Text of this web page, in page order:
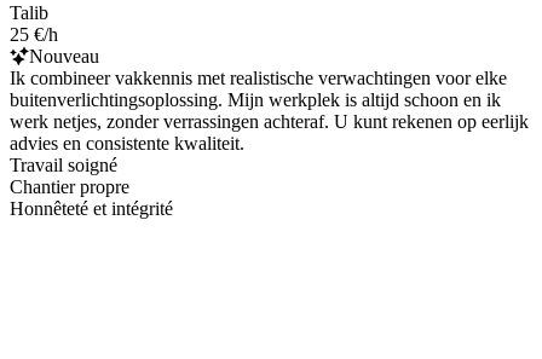
Talib
25 €/h
Nouveau
Ik combineer vakkennis met realistische verwachtingen voor elke
buitenverlichtingsoplossing. Mijn werkplek is altijd schoon en ik
werk netjes, zonder verrassingen achteraf. U kunt rekenen op eerlijk
advies en consistente kwaliteit.
Travail soigné
Chantier propre
Honnêteté et intégrité